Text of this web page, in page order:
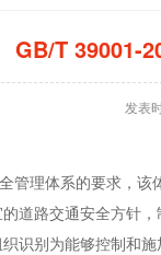
GB/T 39001-
发表
理体系的要求，该
道路交通安全方针
识别为能够控制和施